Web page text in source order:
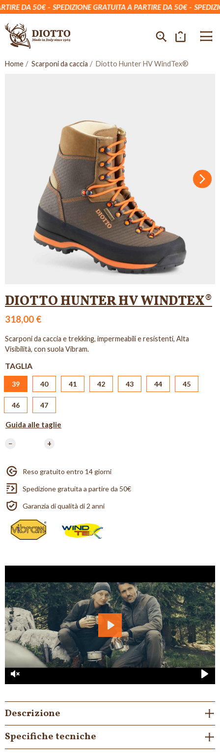
DA 50€ SPEDIZIONE GRATUITA A PARTIRE DA 50€
Home Scarponi da caccia Diotto Hunter HV WindTex®
DIOTTO HUNTER HV WINDTEX®
318,00 €
Scarponi da caccia e trekking, impermeabili e resistenti, Alta
Visibilità, con suola Vibram.
TAGLIA
39 40 41 42 43 44 45
46 47
Guida alle taglie
− +
Reso gratuito entro 14 giorni
Spedizione gratuita a partire da 50€
Garanzia di qualità di 2 anni
Unmute Play
Play
Descrizione
Specifiche tecniche